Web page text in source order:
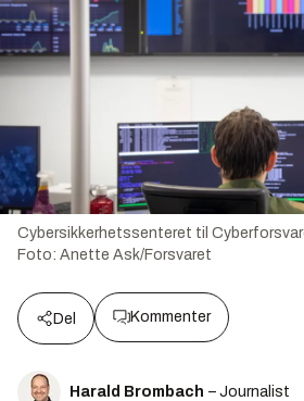
Cybersikkerhetssenteret til
Foto: Anette Ask/Forsvaret
Del Kommenter
Harald Brombach – Journalist